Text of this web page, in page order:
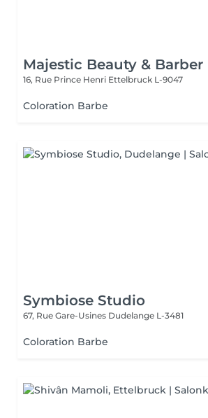
Majestic Beauty & Barber
16, Rue Prince Henri Ettelbruck L-9047
Coloration Barbe
Symbiose Studio
67, Rue Gare-Usines Dudelange L-3481
Coloration Barbe